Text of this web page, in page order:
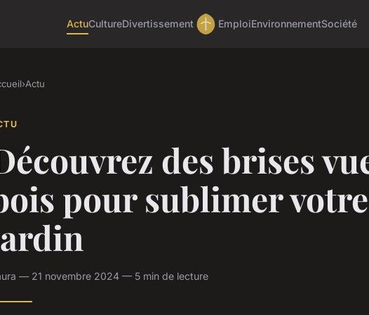
ActuCultureDivertissement EmploiEnvironnementSociété
›Actu
des brises
pour sublimer votre
— 21 novembre 2024 — 5 min de lecture